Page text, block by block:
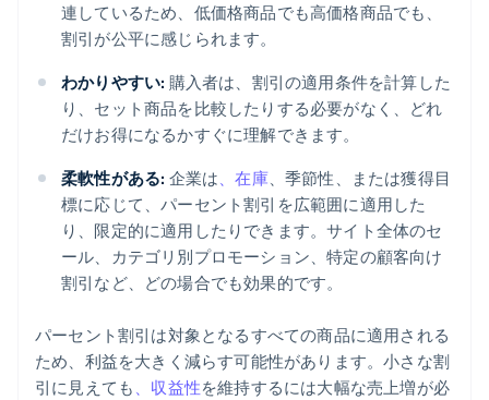
連しているため、低価格商品でも高価格商品でも、
割引が公平に感じられます。
わかりやすい: 購入者は、割引の適用条件を計算した
り、セット商品を比較したりする必要がなく、どれ
だけお得になるかすぐに理解できます。
柔軟性がある: 企業は、在庫、季節性、または獲得目
標に応じて、パーセント割引を広範囲に適用した
り、限定的に適用したりできます。サイト全体のセ
ール、カテゴリ別プロモーション、特定の顧客向け
割引など、どの場合でも効果的です。
パーセント割引は対象となるすべての商品に適用される
ため、利益を大きく減らす可能性があります。小さな割
引に見えても 、収益性を維持するには大幅な売上増が必